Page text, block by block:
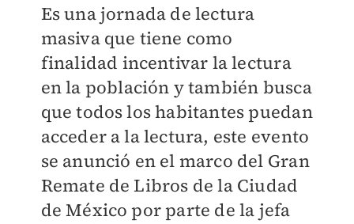
Es una jornada de lectura
masiva que tiene como
finalidad incentivar la lectura
en la población y también busca
que todos los habitantes puedan
acceder a la lectura, este evento
se anunció en el marco del Gran
Remate de Libros de la Ciudad
de México por parte de la jefa